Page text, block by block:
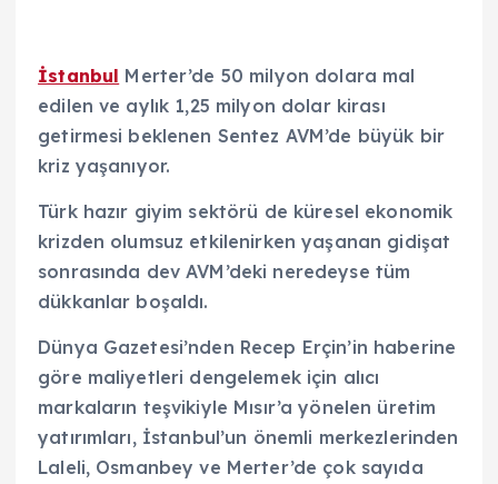
İstanbul Merter’de 50 milyon dolara mal
edilen ve aylık 1,25 milyon dolar kirası
getirmesi beklenen Sentez AVM’de büyük bir
kriz yaşanıyor.
Türk hazır giyim sektörü de küresel ekonomik
krizden olumsuz etkilenirken yaşanan gidişat
sonrasında dev AVM’deki neredeyse tüm
dükkanlar boşaldı.
Dünya Gazetesi’nden Recep Erçin’in haberine
göre maliyetleri dengelemek için alıcı
markaların teşvikiyle Mısır’a yönelen üretim
yatırımları, İstanbul’un önemli merkezlerinden
Laleli, Osmanbey ve Merter’de çok sayıda